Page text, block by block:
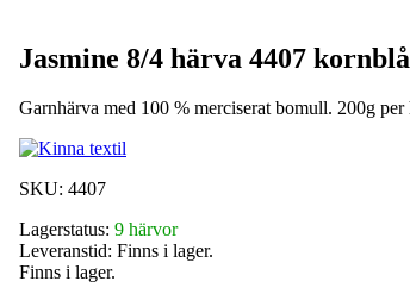
Jasmine 8/4 härva 4407 kornblå
Garnhärva med 100 % merciserat bomull. 200g
SKU: 4407
Lagerstatus: 9 härvor
Leveranstid: Finns i lager.
Finns i lager.